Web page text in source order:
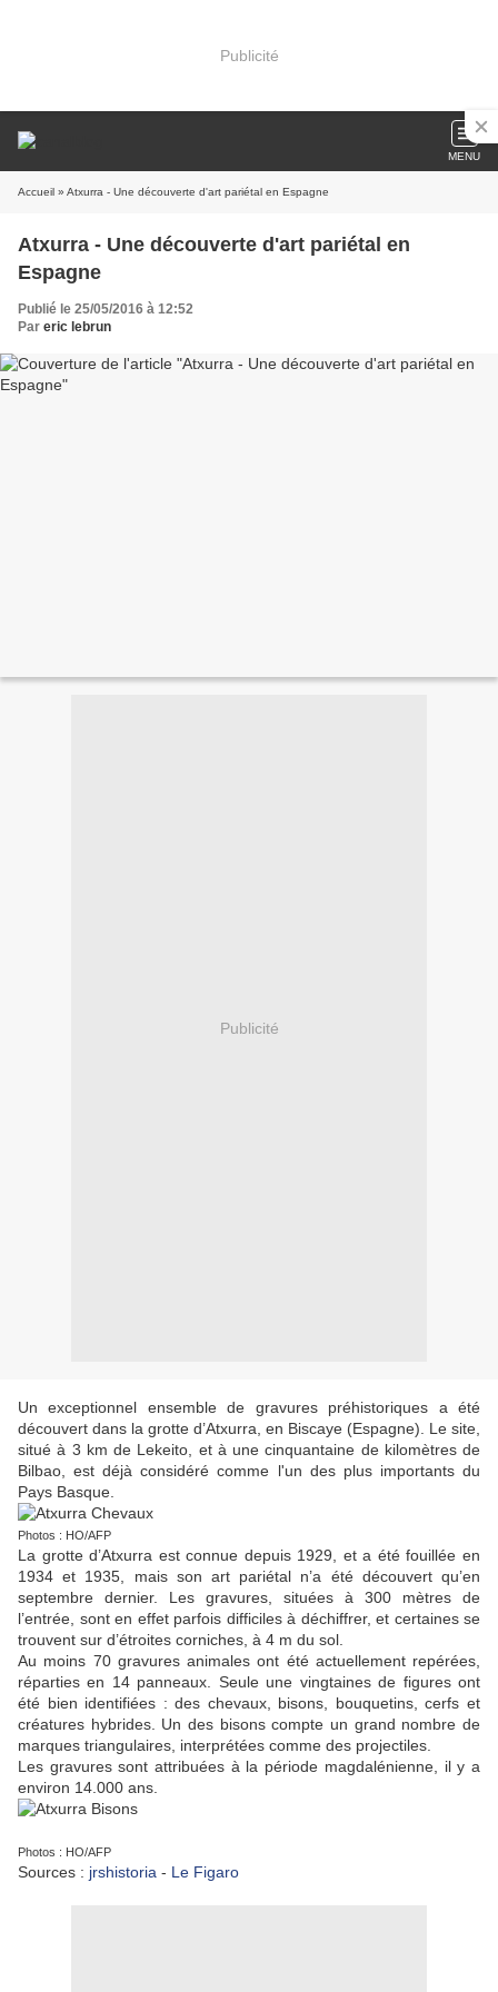
Publicité
MENU
Accueil » Atxurra - Une découverte d'art pariétal en Espagne
Atxurra - Une découverte d'art pariétal en
Espagne
Publié le 25/05/2016 à 12:52
Par eric lebrun
Publicité
Un exceptionnel ensemble de gravures préhistoriques a été
découvert dans la grotte d’Atxurra, en Biscaye (Espagne). Le site,
situé à 3 km de Lekeito, et à une cinquantaine de kilomètres de
Bilbao, est déjà considéré comme l'un des plus importants du
Pays Basque.
Photos : HO/AFP
La grotte d’Atxurra est connue depuis 1929, et a été fouillée en
1934 et 1935, mais son art pariétal n’a été découvert qu’en
septembre dernier. Les gravures, situées à 300 mètres de
l’entrée, sont en effet parfois difficiles à déchiffrer, et certaines se
trouvent sur d’étroites corniches, à 4 m du sol.
Au moins 70 gravures animales ont été actuellement repérées,
réparties en 14 panneaux. Seule une vingtaines de figures ont
été bien identifiées : des chevaux, bisons, bouquetins, cerfs et
créatures hybrides. Un des bisons compte un grand nombre de
marques triangulaires, interprétées comme des projectiles.
Les gravures sont attribuées à la période magdalénienne, il y a
environ 14.000 ans.
Photos : HO/AFP
Sources : jrshistoria - Le Figaro